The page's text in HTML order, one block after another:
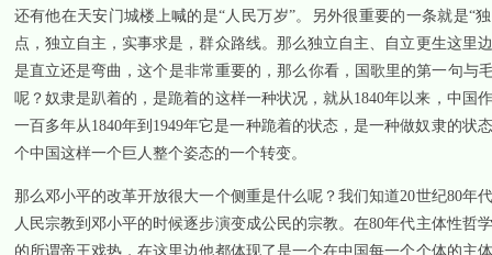
还有他在天安门城楼上喊的是“人民万岁”。另外很重要的一条就是
点，独立自主，实事求是，群众路线。那么独立自主、自立更生这
是直立还是弯曲，这个是非常重要的，那么你看，国歌里的第一句与
呢？奴隶是趴着的，是跪着的这样一种状况，就从1840年以来，中国
一百多年从1840年到 1949年它是一种跪着的状态，是一种做奴隶的状
个中国这样一个巨人整个姿态的一个转变。
那么邓小平的改革开放很大一个侧重是什么呢？我们知道20世纪80年
人民宗教到邓小平的时候逐步演变成公民的宗教。在80年代主体性哲
的所谓帝王戏热，在这里边他都体现了是一个在中国每一个个体的